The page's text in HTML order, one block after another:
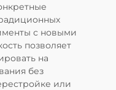
с новыми
позволяет
на
без
или